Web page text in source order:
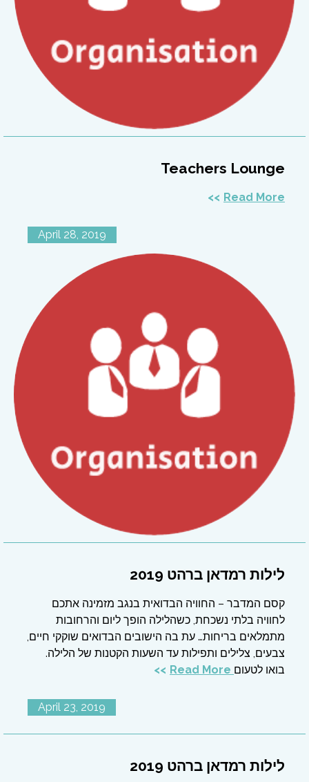
Teachers Lounge
Read More
April 28, 2019
לילות רמדאן ברהט 2019
קסם המדבר – החוויה הבדואית בנגב מזמינה אתכם
לחוויה בלתי נשכחת, כשהלילה הופך ליום והרחובות
מתמלאים בריחות… עת בה הישובים הבדואים שוקקי חיים,
צבעים, צלילים ותפילות עד השעות הקטנות של הלילה.
בואו לטעום
April 23, 2019
לילות רמדאן ברהט 2019